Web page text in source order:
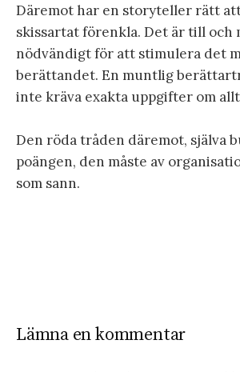
Däremot har en storyteller rätt
skissartat förenkla. Det är till och
nödvändigt för att stimulera det
berättandet. En muntlig
inte kräva exakta uppgifter om
Den röda tråden däremot, själva
poängen, den måste av
som sann.
Lämna en kommentar